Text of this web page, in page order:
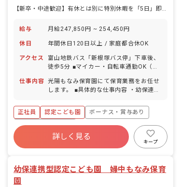
【新卒・中途歓迎】有休とは別に特別休暇を「5日」即日付与！「ひときわ心のゆとりを持って働ける園」を目指して。
給与 月給247,850円 ~ 254,450円
休日 年間休日120日以上 / 家庭都合休OK
アクセス
富山地鉄バス「新根塚バス停」下車後、
徒歩5分 ■マイカー・自転車通勤OK（無
仕事内容
光陽もなみ保育園にて保育業務をお任せ
します。 ■具体的な仕事内容 ・幼保連携
業務等
正社員 認定こども園
ボーナス・賞与あり
年間休日120日以上
寮・住宅・家賃補助あり
社会保険完備
残業少なめ
詳しく見る
キープ
幼保連携型認定こども園 婦中もなみ保育
園